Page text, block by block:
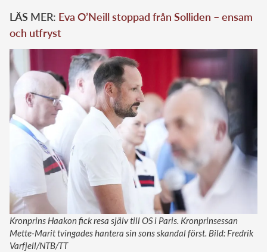
LÄS MER: Eva O’Neill stoppad från Solliden – ensam
och utfryst
Kronprins Haakon fick resa själv till OS i Paris. Kronprinsessan
Mette-Marit tvingades hantera sin sons skandal först. Bild: Fredrik
Varfjell/NTB/TT